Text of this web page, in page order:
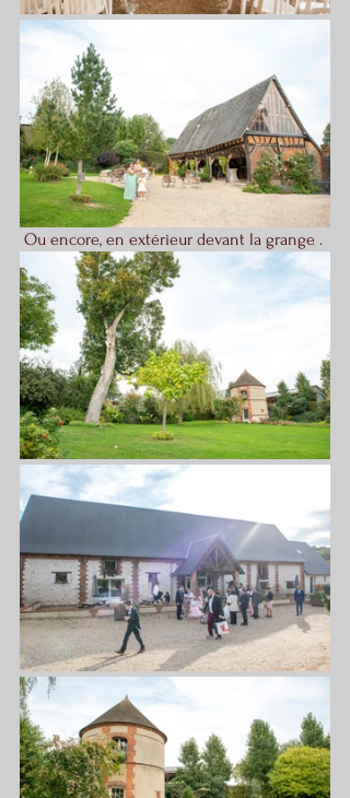
Ou encore, en extérieur devant la grange .